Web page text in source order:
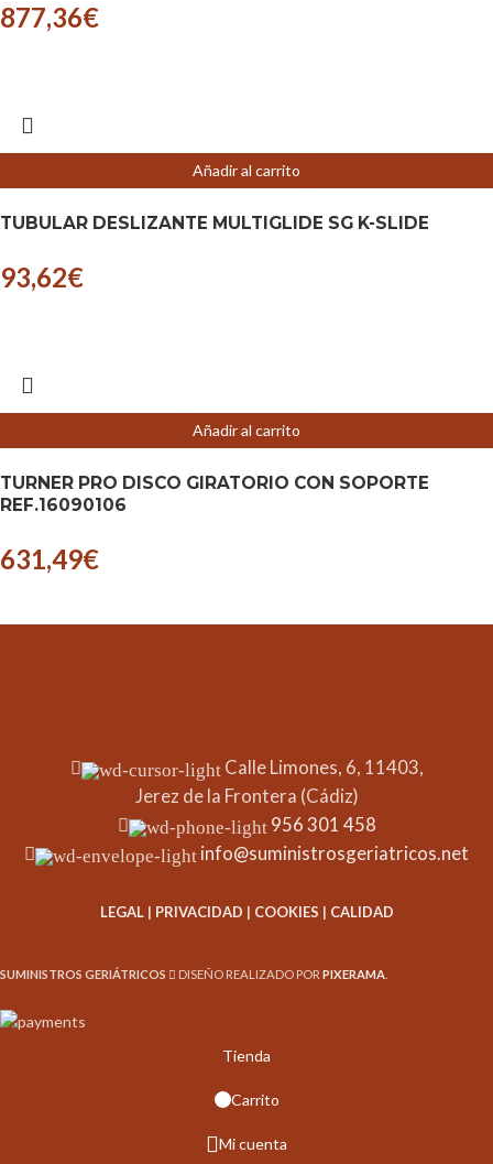
877,36€
Añadir al carrito
TUBULAR DESLIZANTE MULTIGLIDE SG K-SLIDE
93,62€
Añadir al carrito
TURNER PRO DISCO GIRATORIO CON SOPORTE
REF.16090106
631,49€
Calle Limones, 6, 11403,
Jerez de la Frontera (Cádiz)
956 301 458
info@suministrosgeriatricos.net
LEGAL| PRIVACIDAD | COOKIES | CALIDAD
SUMINISTROS GERIÁTRICOS DISEÑO REALIZADO POR PIXERAMA
Tienda
Carrito
Mi cuenta